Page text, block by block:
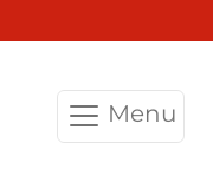
Menu